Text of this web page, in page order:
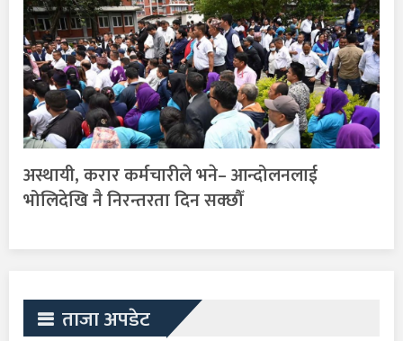
अस्थायी, करार कर्मचारीले भने– आन्दोलनलाई
भोलिदेखि नै निरन्तरता दिन सक्छौँ
ताजा अपडेट